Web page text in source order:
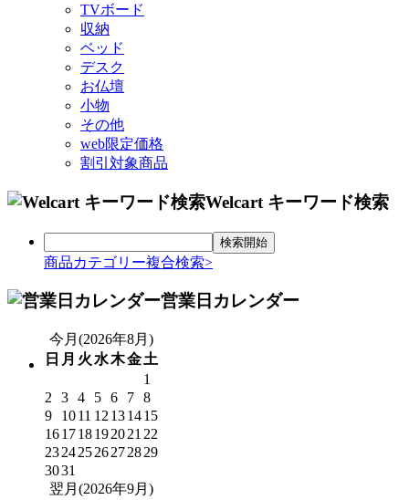
TVボード
収納
ベッド
デスク
お仏壇
小物
その他
web限定価格
割引対象商品
Welcart キーワード検索
商品カテゴリー複合検索>
営業日カレンダー
今月(2026年8月)
日 月 火 水木金土
1
2
3 4 5 6 7 8
9
1011 12 131415
161718192021 22
23242526272829
3031
翌月(2026年9月)